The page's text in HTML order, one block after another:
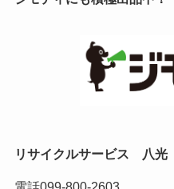
リサイクルサービス 八光